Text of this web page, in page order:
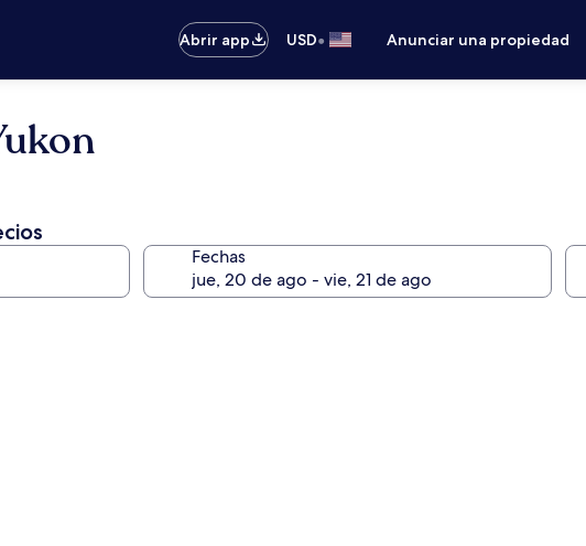
Abrir app
USD• Anunciar una propiedad
Fechas